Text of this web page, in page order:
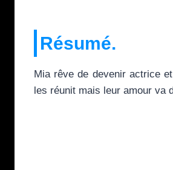
Résumé.
Mia rêve de devenir actrice
les réunit mais leur amour va